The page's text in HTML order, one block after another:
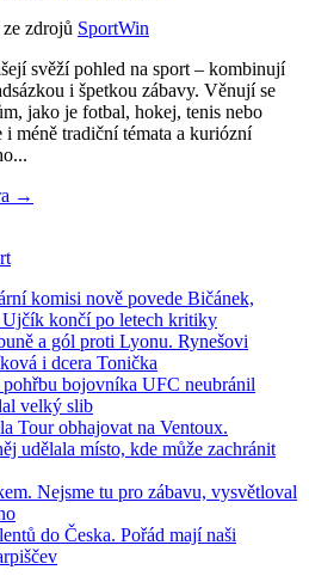
zdrojů SportWin
svěží pohled na sport – kombinují
i špetkou zábavy. Věnují se
jako je fotbal, hokej, tenis nebo
méně tradiční témata a kuriózní
→
komisi nově povede Bičánek,
končí po letech kritiky
a gól proti Lyonu. Rynešovi
i dcera Tonička
bojovníka UFC neubránil
velký slib
Tour obhajovat na Ventoux.
udělala místo, kde může zachránit
Nejsme tu pro zábavu, vysvětloval
do Česka. Pořád mají naši